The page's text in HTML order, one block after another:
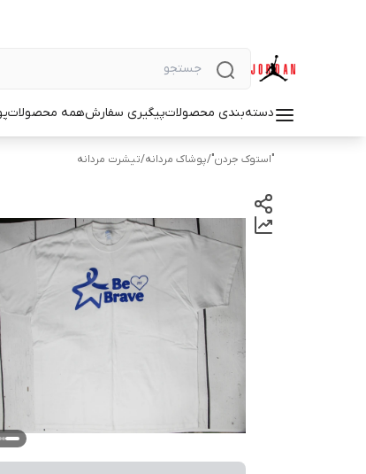
دسته‌بندی محصولاتپیگیری سفارشهمه محصولات
"استوک جردن"/پوشاک مردانه/تیشرت مردانه